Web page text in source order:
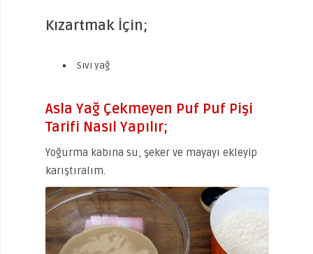
Kızartmak İçin;
Sıvı yağ
Asla Yağ Çekmeyen Puf Puf Pişi
Tarifi Nasıl Yapılır;
Yoğurma kabına su, şeker ve mayayı ekleyip
karıştıralım.